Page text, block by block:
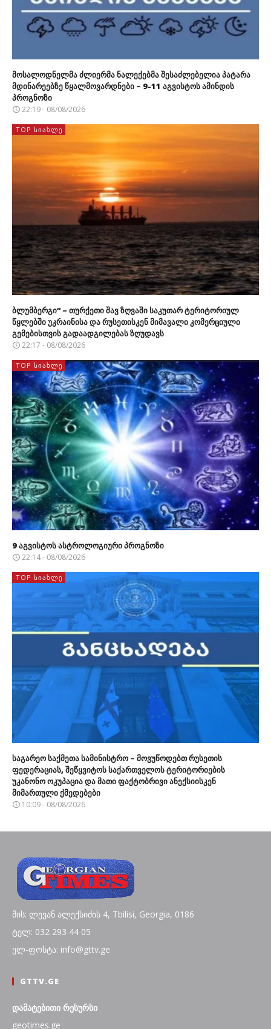
მოსალოდნელმა ძლიერმა ნალექებმა შესაძლებელია პატარა
მდინარეებზე წყალმოვარდნები – 9-11 აგვისტოს ამინდის
პროგნოზი
22:19 - 08/08/2026
TOP ᲡᲘᲐᲮᲚᲔ
ბლუმბერგი“ – თურქეთი შავ ზღვაში საკუთარ ტერიტორიულ
წყლებში უკრაინისა და რუსეთისკენ მიმავალი კომერციული
გემებისთვის გადაადგილებას ზღუდავს
22:17 - 08/08/2026
TOP ᲡᲘᲐᲮᲚᲔ
9 აგვისტოს ასტროლოგიური პროგნოზი
22:14 - 08/08/2026
TOP ᲡᲘᲐᲮᲚᲔ
საგარეო საქმეთა სამინისტრო – მოვუწოდებთ რუსეთის
ფედერაციას, შეწყვიტოს საქართველოს ტერიტორიების
უკანონო ოკუპაცია და მათი ფაქტობრივი ანექსიისკენ
მიმართული ქმედებები
10:09 - 08/08/2026
მის: ლევან ალექსიძის 4, Tbilisi, Georgia, 0186
ტელ: 032 293 44 05
ელ-ფოსტა: info@gttv.ge
GTTV.GE
დამატებითი რესურსი
geotimes.ge